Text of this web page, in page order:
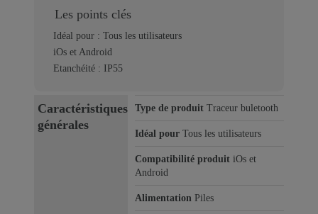
Les points clés
Idéal pour : Tous les utilisateurs
iOs et Android
Etanchéité : IP55
Caractéristiques
générales
Type de produit Traceur buletooth
Idéal pour Tous les utilisateurs
Compatibilité produit iOs et
Android
Alimentation Piles